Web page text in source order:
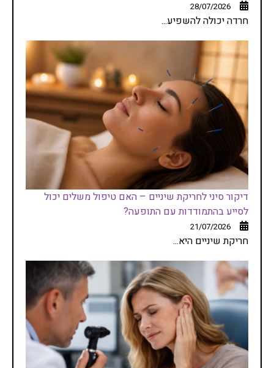
28/07/2026
חרדה יכולה להשפיע...
דיקור סיני לחריקת שיניים – האם טיפול משלים יכול
לסייע בהתמודדות עם התופעה?
21/07/2026
חריקת שיניים היא...